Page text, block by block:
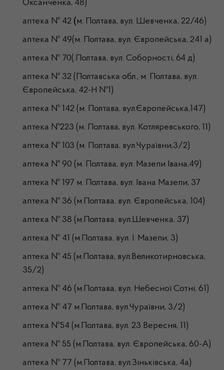
Оксанченка, 48)
аптека № 42 (м. Полтава, вул. Шевченка, 22/46)
аптека № 49(м. Полтава, вул. Європейська, 241 а)
аптека № 70(.Полтава, вул. Соборності, 64 д)
аптека № 32 (Полтавська обл., м. Полтава, вул.
Європейська, 42-Н №1)
аптека № 142 (м. Полтава, вул.Європейська,147)
аптека №223 (м. Полтава, вул. Котляревського, 11)
аптека № 103 (м. Полтава, вул.Чураївни,3/2)
аптека № 90 (м. Полтава, вул. Мазепи Івана,49)
аптека № 197 м. Полтава, вул. Івана Мазепи, 37
аптека № 36 (м.Полтава, вул. Європейська, 104)
аптека № 38 (м.Полтава, вул.Шевченка, 37)
аптека № 41 (м.Полтава, вул. І. Мазепи, 3)
аптека № 45 (м.Полтава, вул.Великотирновська,
35/2)
аптека № 46 (м.Полтава, вул. Небесної Сотні, 61)
аптека № 47 м.Полтава, вул.Чураївни, 3/2)
аптека №54 (м.Полтава, вул. 23 Вересня, 11)
аптека № 55 (м.Полтава, вул. Європейська, 60-А)
аптека № 77 (м.Полтава, вул.Зіньківська, 4а)